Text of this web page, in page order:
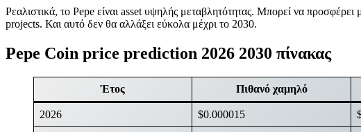
Ρεαλιστικά, το Pepe είναι asset υψηλής μεταβλητότητας. Μπορεί να
projects. Και αυτό δεν θα αλλάξει εύκολα μέχρι το 2030.
Pepe Coin price prediction 2026 2030 πίνακας
Έτος Πιθανό χαμηλό
2026 $0.000015